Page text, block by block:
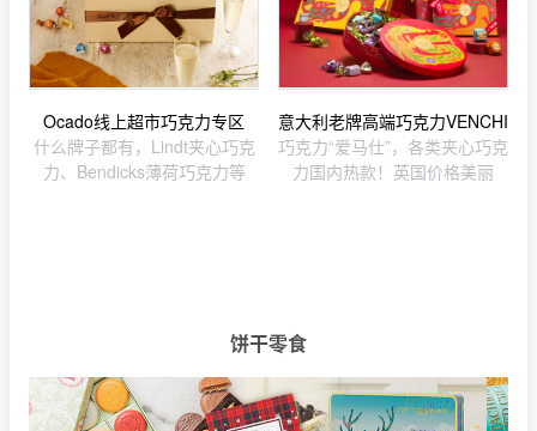
Ocado线上超市巧克力专区
什么牌子都有，Lindt夹心巧克
力、Bendicks薄荷巧克力等
意大利老牌高端巧克力VENCHI
巧克力“爱马仕”，各类夹心巧克
力国内热款！英国价格美丽
饼干零食